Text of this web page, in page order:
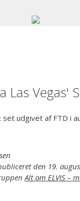
Las Vegas'
set udgivet af FTD i
den 19.
Alt om ELVIS –